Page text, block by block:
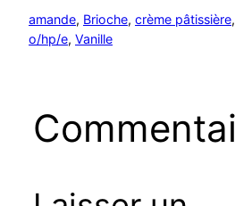
amande, Brioche, crème pâtissière,
o/hp/e, Vanille